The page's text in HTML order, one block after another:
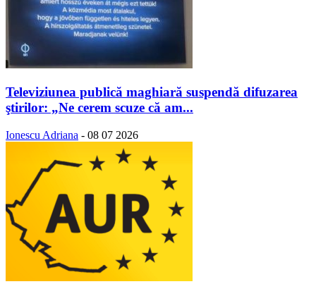
Televiziunea publică maghiară suspendă difuzarea
ştirilor: „Ne cerem scuze că am...
Ionescu Adriana - 08 07 2026